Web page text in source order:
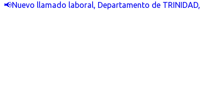
📢Nuevo llamado laboral, Departamento de TRINIDAD,